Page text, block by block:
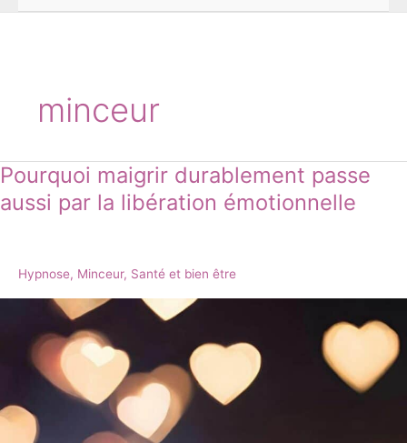
minceur
Pourquoi maigrir durablement passe
aussi par la libération émotionnelle
Hypnose, Minceur, Santé et bien être
Pourquoi
durablement
émotionnelle